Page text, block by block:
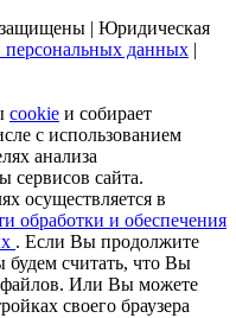
| Юридическая
персональных данных |
cookie и собирает
с использованием
анализа
сервисов сайта.
осуществляется в
обработки и обеспечения
. Если Вы продолжите
будем считать, что Вы
файлов. Или Вы можете
своего браузера